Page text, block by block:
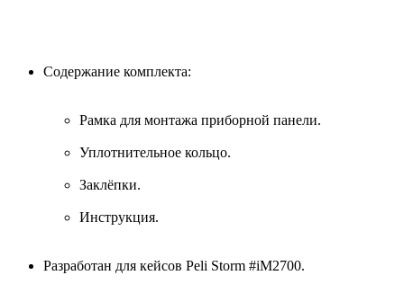
Содержание комплекта:
Рамка для монтажа приборной панели.
Уплотнительное кольцо.
Заклёпки.
Инструкция.
Разработан для кейсов Peli Storm #iM2700.